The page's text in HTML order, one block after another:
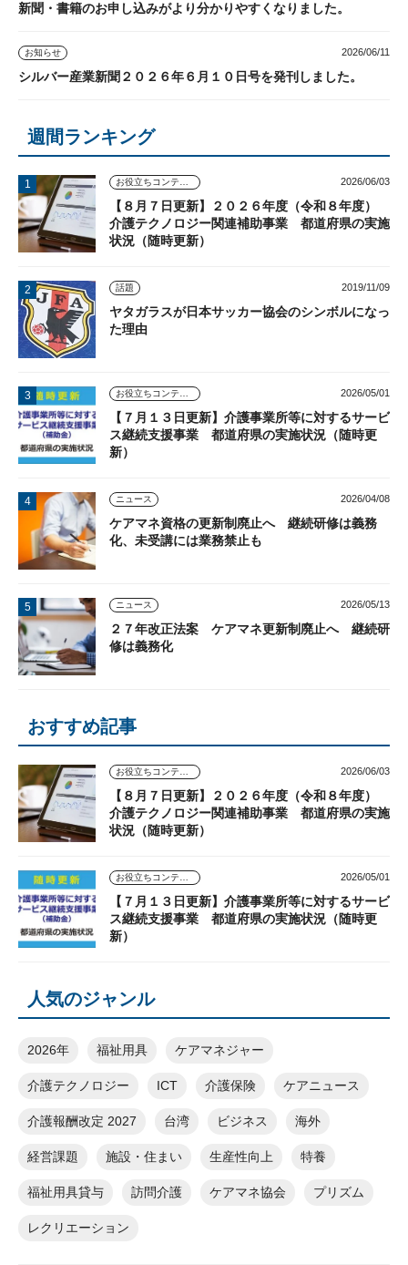
新聞・書籍のお申し込みがより分かりやすくなりました。
お知らせ 2026/06/11
シルバー産業新聞２０２６年６月１０日号を発刊しました。
週間ランキング
お役立ちコンテンツ 2026/06/03
【８月７日更新】２０２６年度（令和８年度）
介護テクノロジー関連補助事業 都道府県の実施
状況（随時更新）
話題 2019/11/09
ヤタガラスが日本サッカー協会のシンボルになっ
た理由
お役立ちコンテンツ 2026/05/01
【７月１３日更新】介護事業所等に対するサービ
ス継続支援事業 都道府県の実施状況（随時更
新）
ニュース 2026/04/08
ケアマネ資格の更新制廃止へ 継続研修は義務
化、未受講には業務禁止も
ニュース 2026/05/13
２７年改正法案 ケアマネ更新制廃止へ 継続研
修は義務化
おすすめ記事
お役立ちコンテンツ 2026/06/03
【８月７日更新】２０２６年度（令和８年度）
介護テクノロジー関連補助事業 都道府県の実施
状況（随時更新）
お役立ちコンテンツ 2026/05/01
【７月１３日更新】介護事業所等に対するサービ
ス継続支援事業 都道府県の実施状況（随時更
新）
人気のジャンル
2026年 福祉用具 ケアマネジャー
介護テクノロジー ICT 介護保険 ケアニュース
介護報酬改定 2027 台湾 ビジネス 海外
経営課題 施設・住まい 生産性向上 特養
福祉用具貸与 訪問介護 ケアマネ協会 プリズム
レクリエーション